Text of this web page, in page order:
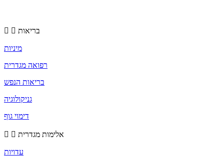
בריאות
מיניות
רפואה מגדרית
בריאות הנפש
גניקולוגיה
דימוי גוף
אלימות מגדרית
עדויות